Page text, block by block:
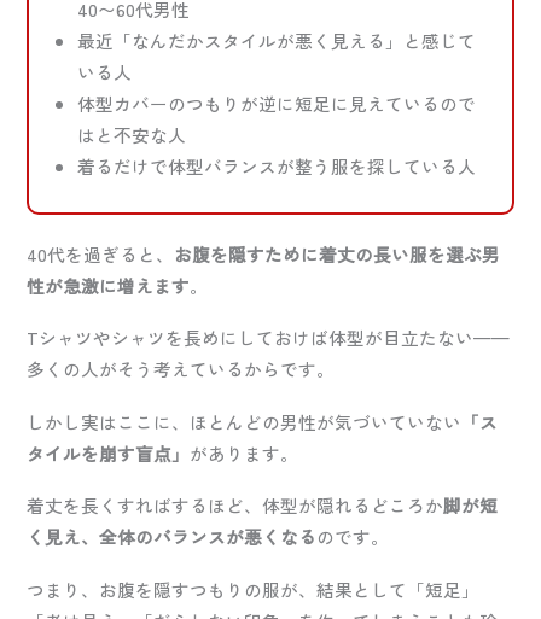
40〜60代男性
最近「なんだかスタイルが悪く見える」と感じて
いる人
体型カバーのつもりが逆に短足に見えているので
はと不安な人
着るだけで体型バランスが整う服を探している人
40代を過ぎると、 お腹を隠すために着丈の長い服を選ぶ男
性が急激に増えます。
Tシャツやシャツを長めにしておけば体型が目立たない——
多くの人がそう考えているからです。
しかし実はここに、ほとんどの男性が気づいていない 「ス
タイルを崩す盲点」 があります。
着丈を長くすればするほど、体型が隠れるどころか脚が短
く見え、全体のバランスが悪くなるのです。
つまり、お腹を隠すつもりの服が、結果として「短足」